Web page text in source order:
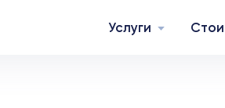
Услуги